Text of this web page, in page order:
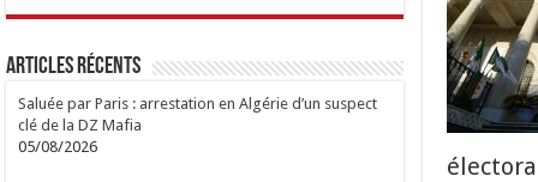
Articles Récents
Saluée par Paris : arrestation en Algérie d’un suspect
clé de la DZ Mafia
05/08/2026